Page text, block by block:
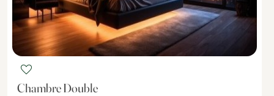
favorite
Chambre Double